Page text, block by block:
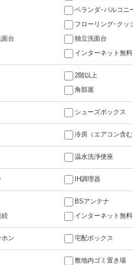
ベランダ･バルコニ
フローリング･クッ
台
独立洗面台
インターネット無料
2階以上
角部屋
シューズボックス
冷房（エアコン含む
温水洗浄便座
IH調理器
BSアンテナ
続
インターネット無料
ン 宅配ボックス
敷地内ゴミ置き場